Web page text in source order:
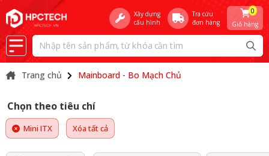
Xây dựng
cấu hình
Tra cứu
đơn hàng
Giỏ hàng
0
Trang chủ Mainboard - Bo Mạch Chủ
Chọn theo tiêu chí
Mini ITX Xóa tất cả